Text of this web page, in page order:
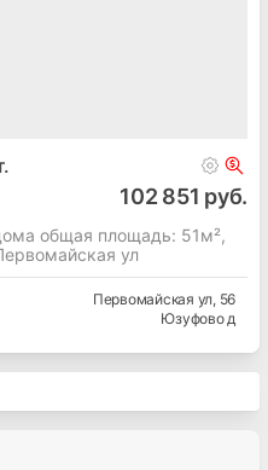
102 851 руб.
общая площадь: 51м²,
ул
Первомайская ул, 56
Юзуфово д